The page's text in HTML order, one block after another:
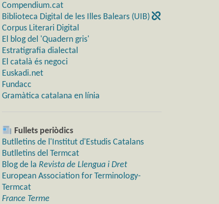
Compendium.cat
Biblioteca Digital de les Illes Balears (UIB)
Corpus Literari Digital
El blog del 'Quadern gris'
Estratigrafia dialectal
El català és negoci
Euskadi.net
Fundacc
Gramàtica catalana en línia
Fullets periòdics
Butlletins de l'Institut d'Estudis Catalans
Butlletins del Termcat
Blog de la Revista de Llengua i Dret
European Association for Terminology-
Termcat
France Terme